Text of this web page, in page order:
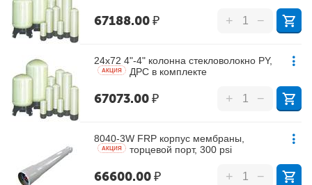
67188.00₽ + −
24х72 4"-4" колонна стекловолокно PY,
ДРС в комплекте
AКЦИЯ
67073.00₽ + −
8040-3W FRP корпус мембраны,
торцевой порт, 300 psi
AКЦИЯ
66600.00₽ + −